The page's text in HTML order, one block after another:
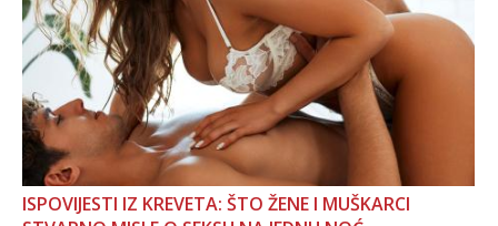
ISPOVIJESTI IZ KREVETA: ŠTO ŽENE I MUŠKARCI